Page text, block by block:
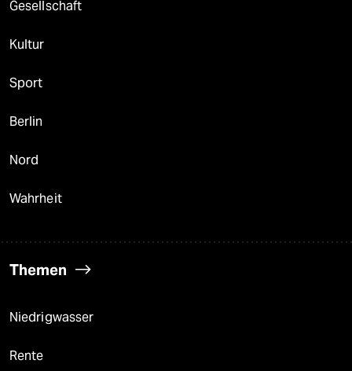
Gesellschaft
Kultur
Sport
Berlin
Nord
Wahrheit
Themen
Niedrigwasser
Rente